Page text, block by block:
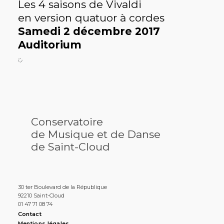
Les 4 saisons de Vivaldi
en version quatuor à cordes
Samedi 2 décembre 2017
Auditorium
Conservatoire
de Musique et de Danse
de Saint-Cloud
30 ter Boulevard de la République
92210 Saint-Cloud
01 47 71 08 74
Contact